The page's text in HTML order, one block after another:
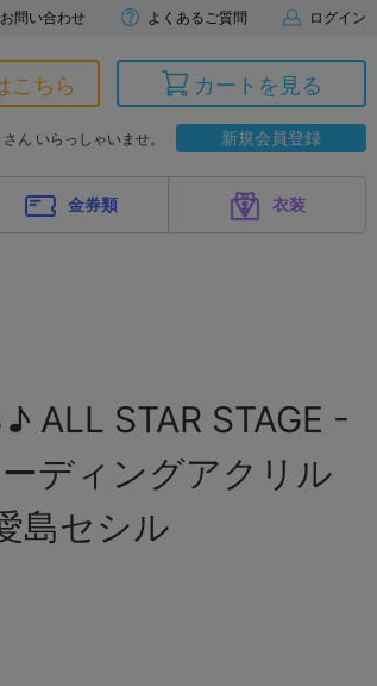
お問い合わせ よくあるご質問 ログイン
こちら カートを見る
さん いらっしゃいませ。 新規会員登録
金券類 衣装
ALL STAR STAGE -
ディングアクリル
島セシル